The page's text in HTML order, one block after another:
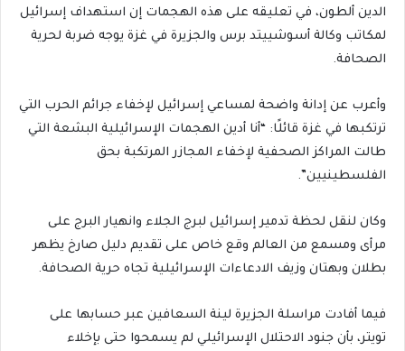
الدين ألطون، في تعليقه على هذه الهجمات إن استهداف إسرائيل
لمكاتب وكالة أسوشييتد برس والجزيرة في غزة يوجه ضربة لحرية
الصحافة.
وأعرب عن إدانة واضحة لمساعي إسرائيل لإخفاء جرائم الحرب التي
ترتكبها في غزة قائلًا: “أنا أدين الهجمات الإسرائيلية البشعة التي
طالت المراكز الصحفية لإخفاء المجازر المرتكبة بحق
الفلسطينيين”.
وكان لنقل لحظة تدمير إسرائيل لبرج الجلاء وانهيار البرج على
مرأى ومسمع من العالم وقع خاص على تقديم دليل صارخ يظهر
بطلان وبهتان وزيف الادعاءات الإسرائيلية تجاه حرية الصحافة.
فيما أفادت مراسلة الجزيرة لينة السعافين عبر حسابها على
تويتر، بأن جنود الاحتلال الإسرائيلي لم يسمحوا حتى بإخلاء